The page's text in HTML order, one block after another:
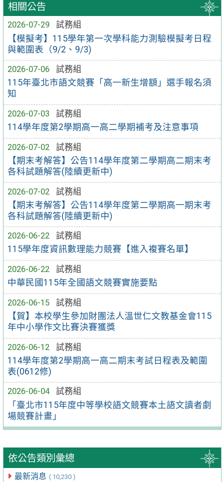
相關公告
2026-07-29
試務組
【模擬考】115學年第一次學科能力測驗模擬考日程
與範圍表（9/2、9/3)
2026-07-06
試務組
115年臺北市語文競賽「高一新生增額」選手報名須
知
2026-07-03
試務組
114學年度第2學期高一高二學期補考及注意事項
2026-07-02
試務組
【期末考解答】公告114學年度第二學期高二期末考
各科試題解答(陸續更新中)
2026-07-02
試務組
【期末考解答】公告114學年度第二學期高一期末考
各科試題解答(陸續更新中)
2026-06-22
試務組
115學年度資訊數理能力競賽【進入複賽名單】
2026-06-22
試務組
中華民國115年全國語文競賽實施要點
2026-06-15
試務組
【賀】本校學生參加財團法人溫世仁文教基金會115
年中小學作文比賽決賽獲獎
2026-06-12
試務組
114學年度第2學期高一高二期末考試日程表及範圍
表(0612修)
2026-06-04
試務組
「臺北市115年度中等學校語文競賽本土語文讀者劇
場競賽計畫」
依公告類別彙總
最新消息 ( 10,230 )